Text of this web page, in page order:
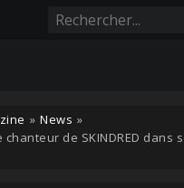
» News »
chanteur de SKINDRED dans
cookies